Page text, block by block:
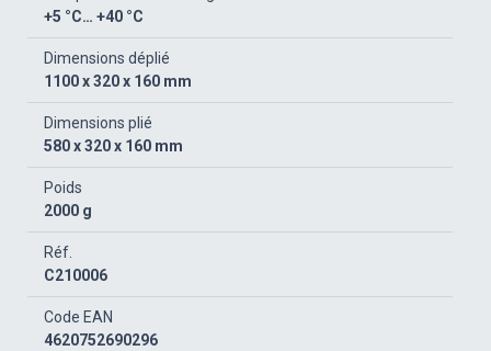
+5 °C… +40 °C
Dimensions déplié
1100 x 320 x 160 mm
Dimensions plié
580 x 320 x 160 mm
Poids
2000 g
Réf.
C210006
Code EAN
4620752690296